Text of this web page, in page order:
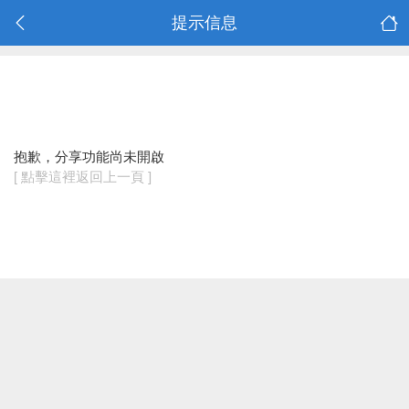
提示信息
抱歉，分享功能尚未開啟
[ 點擊這裡返回上一頁 ]